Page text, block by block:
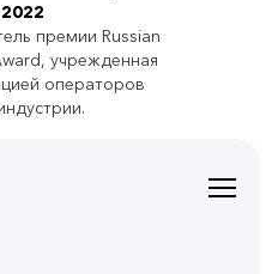
премии Russian
учрежденная
операторов